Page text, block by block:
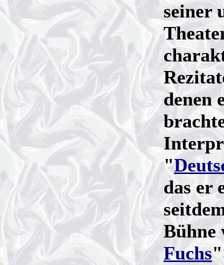
seiner
denen
"
das er
Bühne
Fuchs"